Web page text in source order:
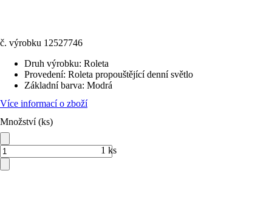
č. výrobku 12527746
Druh výrobku: Roleta
Provedení: Roleta propouštějící denní světlo
Základní barva: Modrá
Více informací o zboží
Množství (ks)
1 ks